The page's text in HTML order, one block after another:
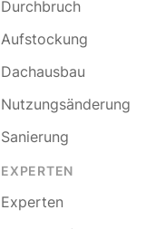
Durchbruch
Aufstockung
Dachausbau
Nutzungsänderung
Sanierung
EXPERTEN
Experten